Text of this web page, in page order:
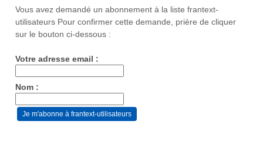
Vous avez demandé un abonnement à la liste frantext-
utilisateurs Pour confirmer cette demande, prière de cliquer
sur le bouton ci-dessous :
Votre adresse email :
Nom :